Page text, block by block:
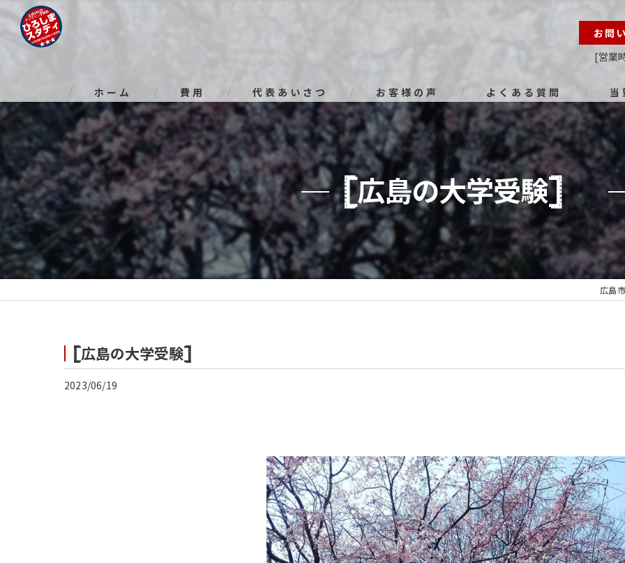
お問
[営業
ホーム
費用 代表あいさつ お客様の声 よくある質問 当
オ
進路
小学
中学
高校
𓊈広島の大学受験𓊉
広島
𓊈広島の大学受験𓊉
2023/06/19